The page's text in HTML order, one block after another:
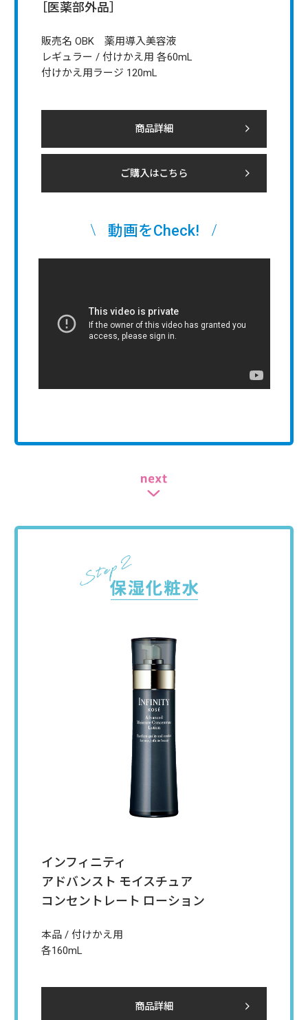
［医薬部外品］
販売名 OBK 薬用導入美容液
レギュラー / 付けかえ用 各60mL
付けかえ用ラージ 120mL
商品詳細
ご購入はこちら
動画をCheck!
インフィニティ
アドバンスト モイスチュア
コンセントレート ローション
本品 / 付けかえ用
各160mL
商品詳細